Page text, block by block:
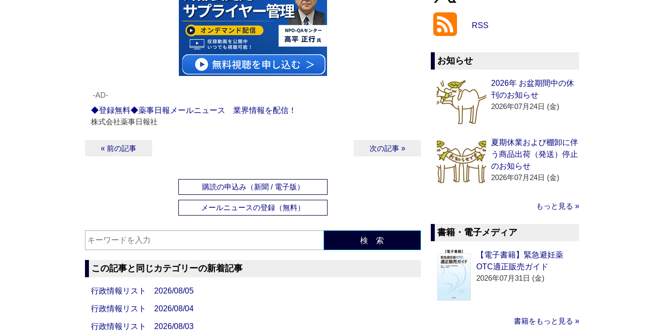
‐AD‐
◆登録無料◆薬事日報メールニュース 業界情報を配信！
株式会社薬事日報社
« 前の記事 次の記事 »
購読の申込み（新聞 / 電子版）
メールニュースの登録（無料）
検 索
この記事と同じカテゴリーの新着記事
行政情報リスト 2026/08/05
行政情報リスト 2026/08/04
行政情報リスト 2026/08/03
RSS
お知らせ
2026年 お盆期間中の休
刊のお知らせ
2026年07月24日 (金)
夏期休業および棚卸に伴
う商品出荷（発送）停止
のお知らせ
2026年07月24日 (金)
もっと見る »
書籍・電子メディア
【電子書籍】緊急避妊薬
OTC適正販売ガイド
2026年07月31日 (金)
書籍をもっと見る »